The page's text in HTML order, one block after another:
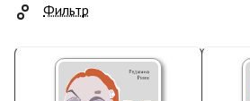
Фильтр